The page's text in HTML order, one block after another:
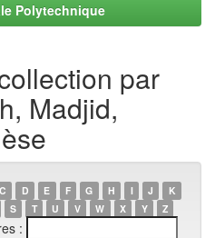
Polytechnique
par
Madjid,
C D E F G H I J
K
S T U V W X Y Z
: